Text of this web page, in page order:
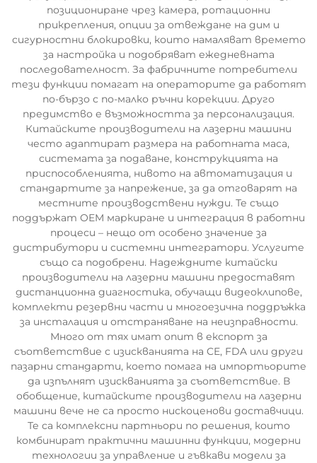
позициониране чрез камера, ротационни
прикрепления, опции за отвеждане на дим и
сигурностни блокировки, които намаляват времето
за настройка и подобряват ежедневната
последователност. За фабричните потребители
тези функции помагат на операторите да работят
по-бързо с по-малко ръчни корекции. Друго
предимство е възможността за персонализация.
Китайските производители на лазерни машини
често адаптират размера на работната маса,
системата за подаване, конструкцията на
приспособленията, нивото на автоматизация и
стандартите за напрежение, за да отговарят на
местните производствени нужди. Те също
поддържат OEM маркиране и интеграция в работни
процеси – нещо от особено значение за
дистрибутори и системни интегратори. Услугите
също са подобрени. Надеждните китайски
производители на лазерни машини предоставят
дистанционна диагностика, обучащи видеоклипове,
комплекти резервни части и многоезична поддръжка
за инсталация и отстраняване на неизправности.
Много от тях имат опит в експорт за
съответствие с изискванията на CE, FDA или други
пазарни стандарти, което помага на импортьорите
да изпълнят изискванията за съответствие. В
обобщение, китайските производители на лазерни
машини вече не са просто нискоценови доставчици.
Те са комплексни партньори по решения, които
комбинират практични машинни функции, модерни
технологии за управление и гъвкави модели за